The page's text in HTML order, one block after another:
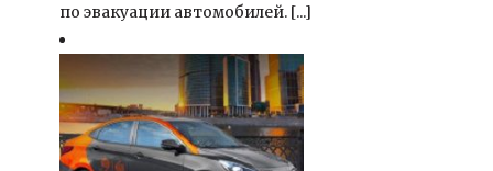
по эвакуации автомобилей. [...]